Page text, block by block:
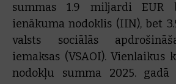
summas 1.9 miljardi EUR
ienākuma nodoklis (IIN), bet
valsts sociālās
iemaksas (VSAOI). Vienlaikus
nodokļu summa 2025. gadā